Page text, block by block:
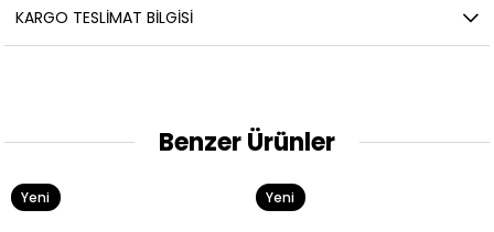
KARGO TESLIMAT BILGISI
Benzer Ürünler
Yeni
Yeni